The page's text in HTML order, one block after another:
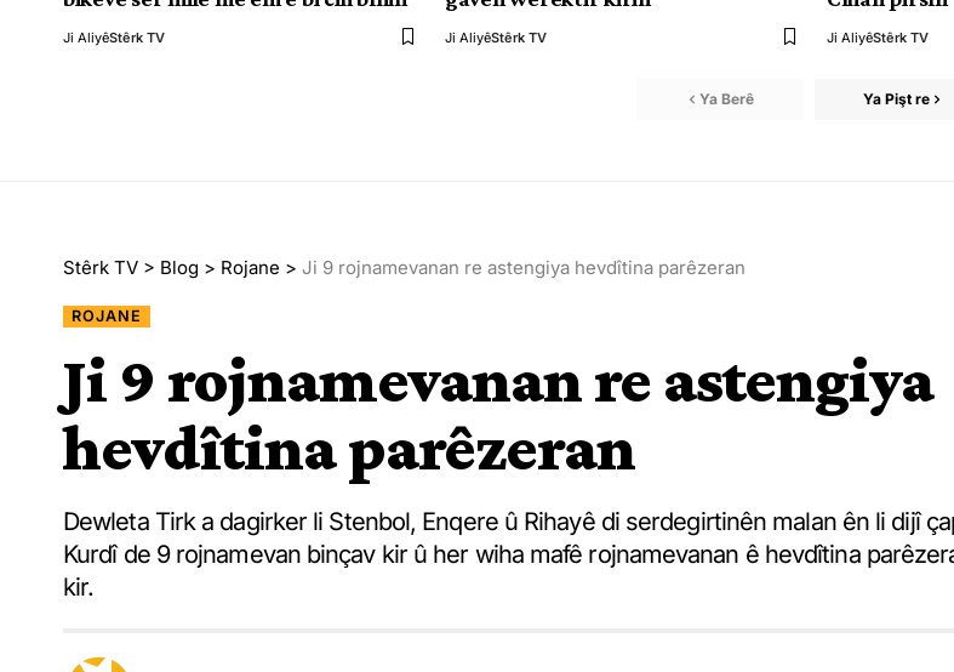
Ji AliyêStêrk TV Ji AliyêStêrk TV Ji AliyêStêrk TV
Ya Berê Ya Pişt re
Stêrk TV > Blog > Rojane > Ji 9 rojnamevanan re astengiya hevdîtina parêzeran
ROJANE
Ji 9 rojnamevanan re astengiya
hevdîtina parêzeran
Dewleta Tirk a dagirker li Stenbol, Enqere û Rihayê di serdegirtinên malan ên li dijî
Kurdî de 9 rojnamevan binçav kir û her wiha mafê rojnamevanan ê hevdîtina
kir.